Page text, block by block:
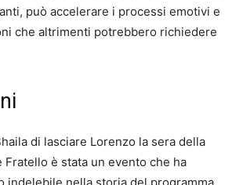
può accelerare i processi emotivi e
che altrimenti potrebbero richiedere
di lasciare Lorenzo la sera della
Fratello è stata un evento che ha